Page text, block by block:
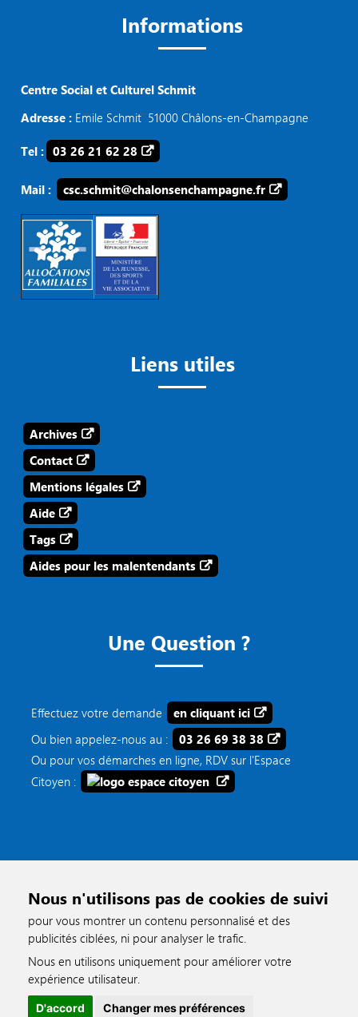
Nous n'utilisons pas de cookies de suivi
pour vous montrer un contenu personnalisé et des
publicités ciblées, ni pour analyser le trafic.
Nous en utilisons uniquement pour améliorer votre
expérience utilisateur.
D'accord Changer mes préférences
Informations
Centre Social et Culturel Schmit
Adresse : Emile Schmit 51000 Châlons-en-Champagne
Tel : 03 26 21 62 28
Mail : csc.schmit@chalonsenchampagne.fr
Liens utiles
Archives
Contact
Mentions légales
Aide
Tags
Aides pour les malentendants
Une Question ?
Effectuez votre demande
en cliquant ici
Ou bien appelez-nous au :
03 26 69 38 38
Ou pour vos démarches en ligne, RDV sur l'Espace
Citoyen :
accessible